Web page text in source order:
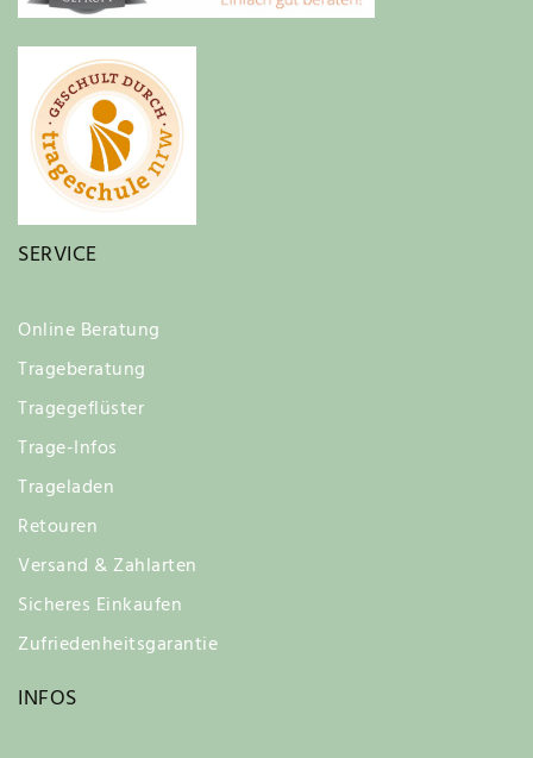
SERVICE
Online Beratung
Trageberatung
Tragegeflüster
Trage-Infos
Trageladen
Retouren
Versand & Zahlarten
Sicheres Einkaufen
Zufriedenheitsgarantie
INFOS